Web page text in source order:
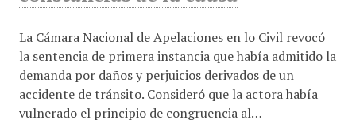
La Cámara Nacional de Apelaciones en lo Civil revocó
la sentencia de primera instancia que había admitido la
demanda por daños y perjuicios derivados de un
accidente de tránsito. Consideró que la actora había
vulnerado el principio de congruencia al…